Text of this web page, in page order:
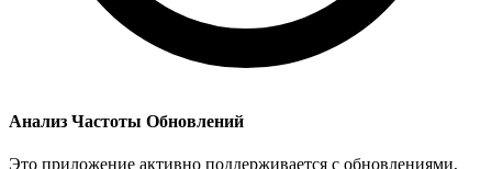
Анализ Частоты Обновлений
Это приложение активно поддерживается с обновлениями,